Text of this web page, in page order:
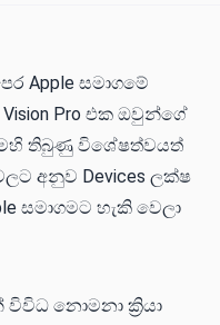
Apple සමාගමේ
Pro එක ඔවුන්ගේ
තිබුණු විශේෂත්වයත්
අනුව Devices ලක්ෂ
සමාගමට හැකි වෙලා
විවිධ නොමනා ක්‍රියා